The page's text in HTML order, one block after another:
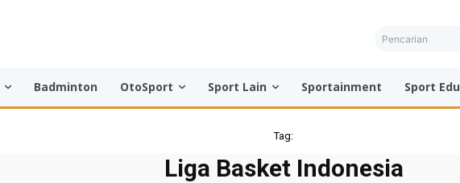
Pencarian
Badminton OtoSport Sport Lain Sportainment Sport Edu
Tag:
Liga Basket Indonesia